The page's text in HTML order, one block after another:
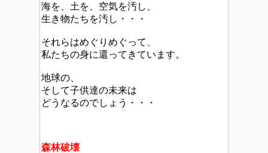
海を、土を、空気を汚し、
生き物たちを汚し・・・
それらはめぐりめぐって、
私たちの身に還ってきています。
地球の、
そして子供達の未来は
どうなるのでしょう・・・
森林破壊